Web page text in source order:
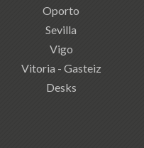
Oporto
Sevilla
Vigo
Vitoria - Gasteiz
Desks